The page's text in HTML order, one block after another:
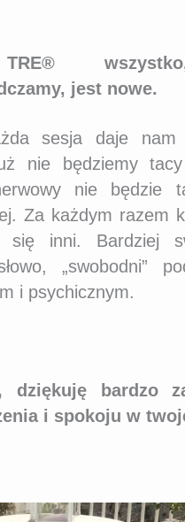
jest nowe.
sesja daje nam
nie będziemy
nie będzie
Za każdym razem
się inni. Bardziej
„swobodni”
i psychicznym.
dziękuję bardzo
i spokoju w